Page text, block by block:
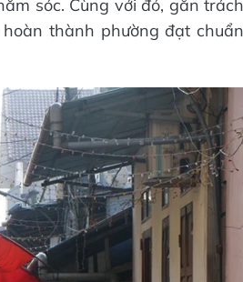
sóc. Cùng với đó, gắn trách
thành phường đạt chuẩn